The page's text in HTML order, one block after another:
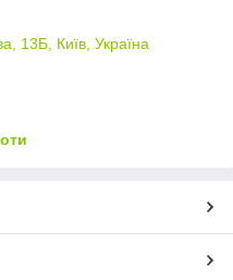
13Б, Київ, Україна